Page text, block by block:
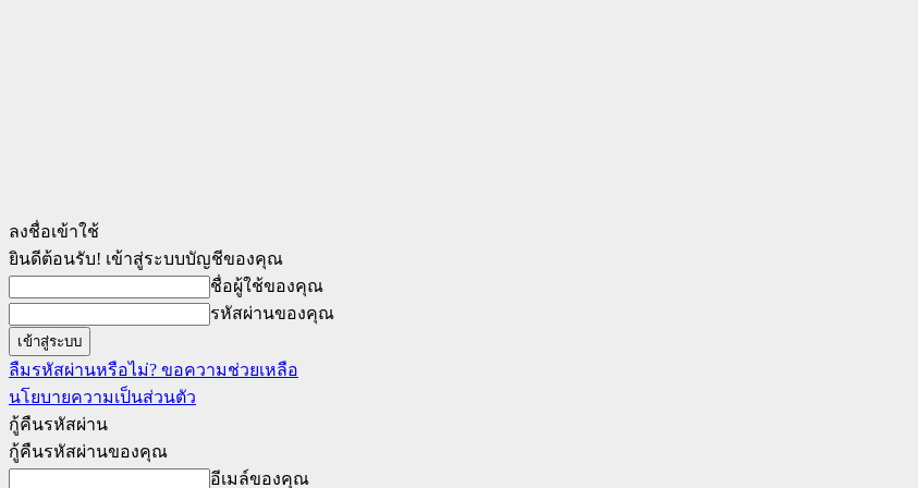
ลงชื่อเข้าใช้
ยินดีต้อนรับ! เข้าสู่ระบบบัญชีของคุณ
ชื่อผู้ใช้ของคุณ
รหัสผ่านของคุณ
ลืมรหัสผ่านหรือไม่? ขอความช่วยเหลือ
นโยบายความเป็นส่วนตัว
กู้คืนรหัสผ่าน
กู้คืนรหัสผ่านของคุณ
อีเมล์ของคุณ